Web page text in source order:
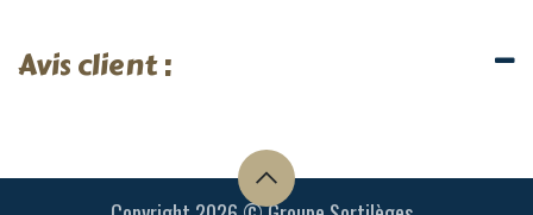
Avis client :